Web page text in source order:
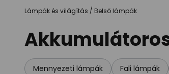
Lámpák és világítás Belső lámpák
Mennyezeti lámpák Fali lámpák